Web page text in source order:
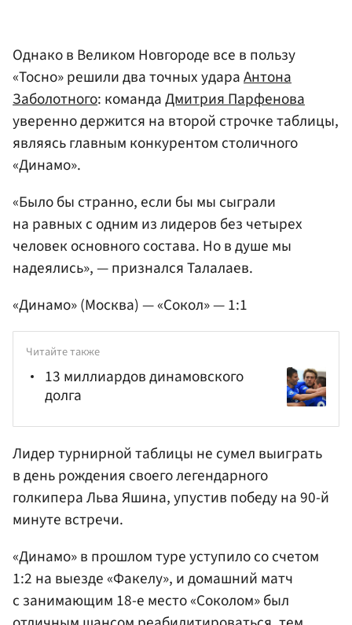
Однако в Великом Новгороде все в пользу
«Тосно» решили два точных удараАнтона
Заболотного: командаДмитрия Парфенова
уверенно держится на второй строчке таблицы,
являясь главным конкурентом столичного
«Динамо».
«Было бы странно, если бы мы сыграли
на равных с одним из лидеров без четырех
человек основного состава. Но в душе мы
надеялись», — признался Талалаев.
«Динамо» (Москва) — «Сокол» — 1:1
Читайте также
13 миллиардов динамовского
долга
Лидер турнирной таблицы не сумел выиграть
в день рождения своего легендарного
голкипера ЛьваЯшина, упустив победу на 90-й
минуте встречи.
«Динамо» в прошлом туре уступило со счетом
1:2 на выезде «Факелу», и домашний матч
с занимающим 18-е место «Соколом» был